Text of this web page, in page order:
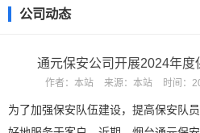
公司动态
通元保安公司开展2024年度
作者： 本站 来源： 本站 时间：
为了加强保安队伍建设，提高保安队